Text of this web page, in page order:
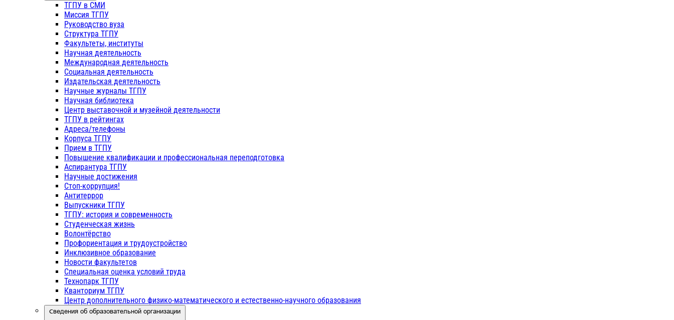
ТГПУ в СМИ
Миссия ТГПУ
Руководство вуза
Структура ТГПУ
Факультеты, институты
Научная деятельность
Международная деятельность
Социальная деятельность
Издательская деятельность
Научные журналы ТГПУ
Научная библиотека
Центр выставочной и музейной деятельности
ТГПУ в рейтингах
Адреса/телефоны
Корпуса ТГПУ
Прием в ТГПУ
Повышение квалификации и профессиональная переподготовка
Аспирантура ТГПУ
Научные достижения
Стоп-коррупция!
Антитеррор
Выпускники ТГПУ
ТГПУ: история и современность
Студенческая жизнь
Волонтёрство
Профориентация и трудоустройство
Инклюзивное образование
Новости факультетов
Специальная оценка условий труда
Технопарк ТГПУ
Кванториум ТГПУ
Центр дополнительного физико-математического и естественно-научного образования
Сведения об образовательной организации